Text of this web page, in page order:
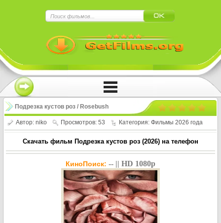
Подрезка кустов роз / Rosebush
Pruning (2026)
Автор: niko Просмотров: 53 Категория: Фильмы 2026 года
Скачать фильм Подрезка кустов роз (2026) на телефон
КиноПоиск: -- || HD 1080p
Нажмите на
!!!Если Вы с телефона сперва нажмите на
троеточие в правом верхнем углу!!!